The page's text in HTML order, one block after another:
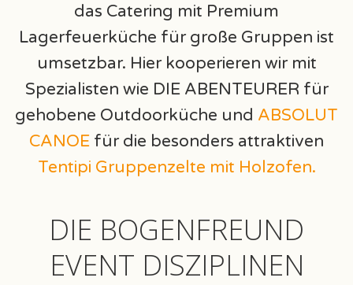
das Catering mit Premium
Lagerfeuerküche für große Gruppen ist
umsetzbar. Hier kooperieren wir mit
Spezialisten wie DIE ABENTEURER für
gehobene Outdoorküche und ABSOLUT
CANOE für die besonders attraktiven
Tentipi Gruppenzelte mit Holzofen.
DIE BOGENFREUND
EVENT DISZIPLINEN